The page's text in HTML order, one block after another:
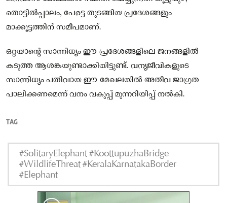
തൊട്ടിൽപ്പാലം, പേരട്ട തുടങ്ങിയ പ്രദേശങ്ങളും
മാക്കൂട്ടത്തിന് സമീപമാണ്.
ഒറ്റയാന്റെ സാന്നിധ്യം ഈ പ്രദേശങ്ങളിലെ ജനങ്ങളിൽ
കടുത്ത ആശങ്കയുണ്ടാക്കിയിട്ടുണ്ട്. വന്യജീവികളുടെ
സാന്നിധ്യം പതിവായ ഈ മേഖലയിൽ അതീവ ജാഗ്രത
പാലിക്കണമെന്ന് വനം വകുപ്പ് മുന്നറിയിപ്പ് നൽകി.
TAG
#SolitaryElephant #KoottupuzhaBridge
#WildlifeThreat #KeralaKarnatakaBorder
#Elephant